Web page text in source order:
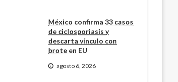
México confirma 33 casos
de ciclosporiasis y
descarta vínculo con
brote en EU
agosto 6, 2026